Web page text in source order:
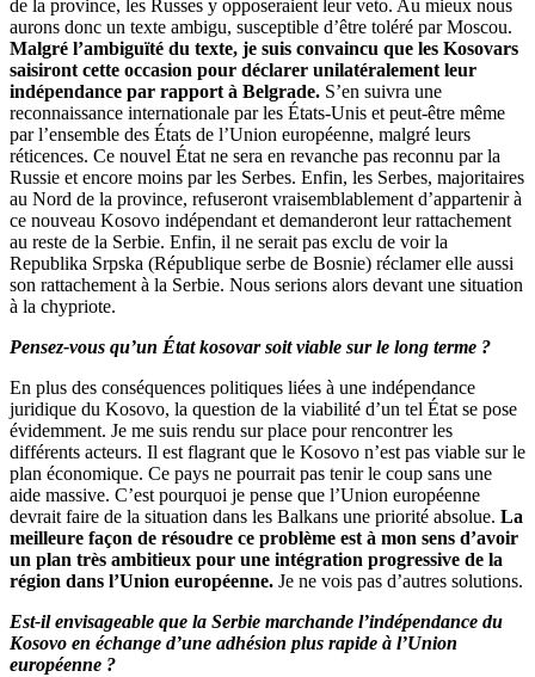
de la province, les Russes y opposeraient leur veto. Au mieux nous
aurons donc un texte ambigu, susceptible d’être toléré par Moscou.
Malgré l’ambiguïté du texte, je suis convaincu que les Kosovars
saisiront cette occasion pour déclarer unilatéralement leur
indépendance par rapport à Belgrade. S’en suivra une
reconnaissance internationale par les États-Unis et peut-être même
par l’ensemble des États de l’Union européenne, malgré leurs
réticences. Ce nouvel État ne sera en revanche pas reconnu par la
Russie et encore moins par les Serbes. Enfin, les Serbes, majoritaires
au Nord de la province, refuseront vraisemblablement d’appartenir à
ce nouveau Kosovo indépendant et demanderont leur rattachement
au reste de la Serbie. Enfin, il ne serait pas exclu de voir la
Republika Srpska (République serbe de Bosnie) réclamer elle aussi
son rattachement à la Serbie. Nous serions alors devant une situation
à la chypriote.
Pensez-vous qu’un État kosovar soit viable sur le long terme ?
En plus des conséquences politiques liées à une indépendance
juridique du Kosovo, la question de la viabilité d’un tel État se pose
évidemment. Je me suis rendu sur place pour rencontrer les
différents acteurs. Il est flagrant que le Kosovo n’est pas viable sur le
plan économique. Ce pays ne pourrait pas tenir le coup sans une
aide massive. C’est pourquoi je pense que l’Union européenne
devrait faire de la situation dans les Balkans une priorité absolue. La
meilleure façon de résoudre ce problème est à mon sens d’avoir
un plan très ambitieux pour une intégration progressive de la
région dans l’Union européenne. Je ne vois pas d’autres solutions.
Est-il envisageable que la Serbie marchande l’indépendance du
Kosovo en échange d’une adhésion plus rapide à l’Union
européenne ?